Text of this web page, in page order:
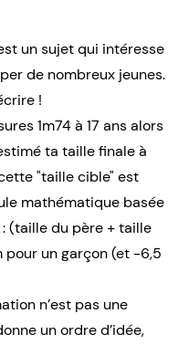
un sujet qui intéresse
de nombreux jeunes.
!
1m74 à 17 ans alors
ta taille finale à
"taille cible" est
mathématique basée
(taille du père + taille
pour un garçon (et -6,5
n’est pas une
un ordre d’idée,